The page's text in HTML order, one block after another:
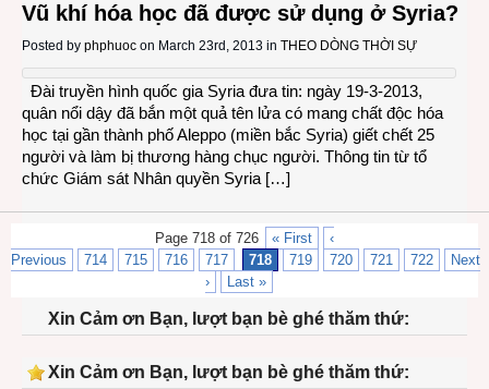
Vũ khí hóa học đã được sử dụng ở Syria?
Posted by phphuoc on March 23rd, 2013 in THEO DÒNG THỜI SỰ
Đài truyền hình quốc gia Syria đưa tin: ngày 19-3-2013,
quân nổi dậy đã bắn một quả tên lửa có mang chất độc hóa
học tại gần thành phố Aleppo (miền bắc Syria) giết chết 25
người và làm bị thương hàng chục người. Thông tin từ tổ
chức Giám sát Nhân quyền Syria […]
Page 718 of 726 « First
‹
Previous
714 715 716 717 718 719 720 721 722
Next
›
Last »
Xin Cảm ơn Bạn, lượt bạn bè ghé thăm thứ:
Xin Cảm ơn Bạn, lượt bạn bè ghé thăm thứ: